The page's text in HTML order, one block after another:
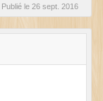
Publié le 26 sept. 2016